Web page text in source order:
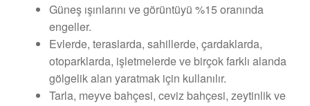
Güneş ışınlarını ve görüntüyü %15 oranında
engeller.
Evlerde, teraslarda, sahillerde, çardaklarda,
otoparklarda, işletmelerde ve birçok farklı alanda
gölgelik alan yaratmak için kullanılır.
Tarla, meyve bahçesi, ceviz bahçesi, zeytinlik ve